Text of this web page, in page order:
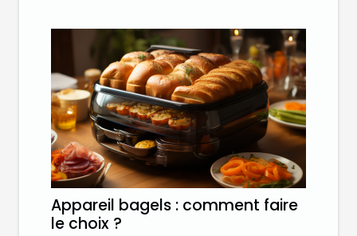
Appareil bagels : comment faire
le choix ?